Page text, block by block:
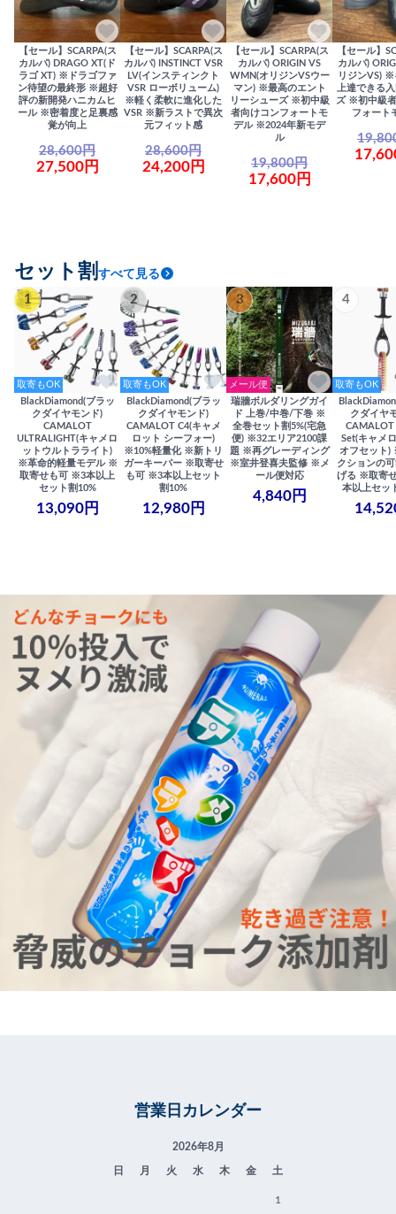
【セール】SCARPA(ス
カルパ) DRAGO XT(ド
ラゴ XT) ※ドラゴファ
ン待望の最終形 ※超好
評の新開発ハニカムヒ
ール ※密着度と足裏感
覚が向上
28,600円
27,500円
【セール】SCARPA(ス
カルパ) INSTINCT VSR
LV(インスティンクト
VSR ローボリューム)
※軽く柔軟に進化した
VSR ※新ラストで異次
元フィット感
28,600円
24,200円
【セール】SCARPA(ス
カルパ) ORIGIN VS
WMN(オリジンVSウー
マン) ※最高のエント
リーシューズ ※初中級
者向けコンフォートモ
デル ※2024年新モデ
ル
19,800円
17,600円
【セール】
カルパ)
リジンVS) ※
上達できる
ズ ※初中級
フォート
セット割 すべて見る
1
取寄もOK
BlackDiamond(ブラッ
クダイヤモンド)
CAMALOT
ULTRALIGHT(キャメロ
ットウルトラライト)
※革命的軽量モデル ※
取寄せも可 ※3本以上
セット割10%
13,090円
2
取寄もOK
BlackDiamond(ブラッ
クダイヤモンド)
CAMALOT C4(キャメ
ロット シーフォー)
※10%軽量化 ※新トリ
ガーキーパー ※取寄せ
も可 ※3本以上セット
割10%
12,980円
3
メール便
瑞牆ボルダリングガイ
ド 上巻/中巻/下巻 ※
全巻セット割5%(宅急
便) ※32エリア2100課
題 ※再グレーディング
※室井登喜夫監修 ※メ
ール便対応
4,840円
4
取寄もOK
クダイヤ
Set(キャメ
オフセット)
クションの
げる ※取寄
本以上セッ
営業日カレンダー
2026年8月
日 月 火 水 木 金 土
1